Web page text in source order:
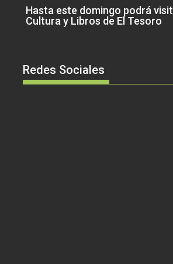
Hasta este domingo podrá
Cultura y Libros de El Tesoro
Redes Sociales